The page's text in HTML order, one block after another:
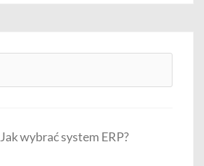
Jak wybrać system ERP?